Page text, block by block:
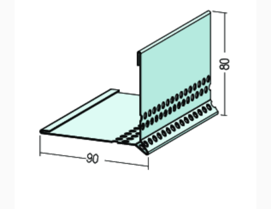
Wasserdurchlässige Kiesfangleiste mit Tropfkante aus
Aluminium. Die beidseitige Einsatzmöglichkeit ermöglicht
die Verwendung für Aufbauten mit 80 und 90 mm Höhe.
Produktinformation